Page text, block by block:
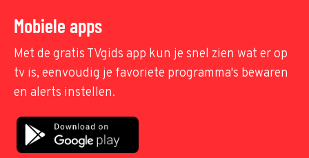
Mobiele apps
Met de gratis TVgids app kun je snel zien wat er op
tv is, eenvoudig je favoriete programma's bewaren
en alerts instellen.